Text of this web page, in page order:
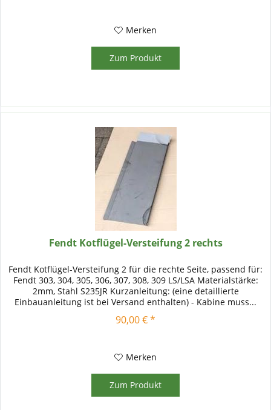
Merken
Zum Produkt
Fendt Kotflügel-Versteifung 2 rechts
Fendt Kotflügel-Versteifung 2 für die rechte Seite, passend für:
Fendt 303, 304, 305, 306, 307, 308, 309 LS/LSA Materialstärke:
2mm, Stahl S235JR Kurzanleitung: (eine detaillierte
Einbauanleitung ist bei Versand enthalten) - Kabine muss...
90,00 € *
Merken
Zum Produkt